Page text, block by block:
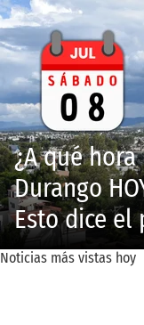
¿A qué
Durango
Esto dice el
Noticias más vistas hoy